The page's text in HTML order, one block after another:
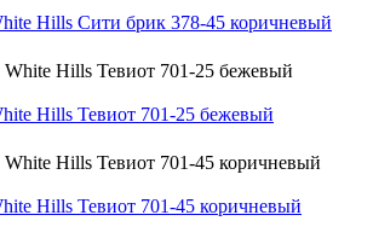
Hills Сити брик 378-45 коричневый
Hills Тевиот 701-25 бежевый
Hills Тевиот 701-45 коричневый